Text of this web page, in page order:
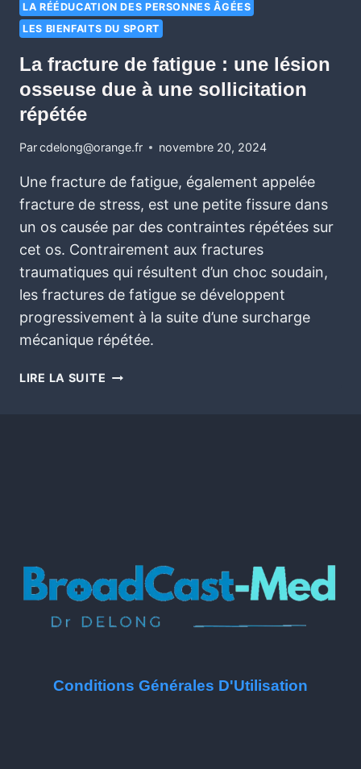
LA RÉÉDUCATION DES PERSONNES ÂGÉES
LES BIENFAITS DU SPORT
La fracture de fatigue : une lésion
osseuse due à une sollicitation
répétée
Parcdelong@orange.fr novembre 20, 2024
Une fracture de fatigue, également appelée
fracture de stress, est une petite fissure dans
un os causée par des contraintes répétées sur
cet os. Contrairement aux fractures
traumatiques qui résultent d’un choc soudain,
les fractures de fatigue se développent
progressivement à la suite d’une surcharge
mécanique répétée.
LIRE LA SUITE
Conditions Générales D'Utilisation